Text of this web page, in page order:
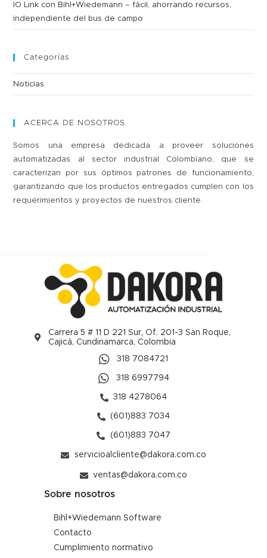
IO Link con Bihl+Wiedemann – fácil, ahorrando recursos,
independiente del bus de campo
Categorías
Noticias
ACERCA DE NOSOTROS
Somos una empresa dedicada a proveer soluciones
automatizadas al sector industrial Colombiano, que se
caracterizan por sus óptimos patrones de funcionamiento,
garantizando que los productos entregados cumplen con los
requerimientos y proyectos de nuestros cliente.
Carrera 5 # 11 D 221 Sur, Of. 201-3 San Roque,
Cajicá, Cundinamarca, Colombia
318 7084721
318 6997794
318 4278064
(601)883 7034
(601)883 7047
servicioalcliente@dakora.com.co
ventas@dakora.com.co
Sobre nosotros
Bihl+Wiedemann Software
Contacto
Cumplimiento normativo